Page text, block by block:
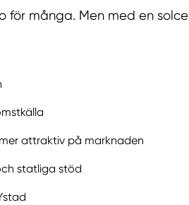
för många. Men med en
attraktiv på marknaden
statliga stöd